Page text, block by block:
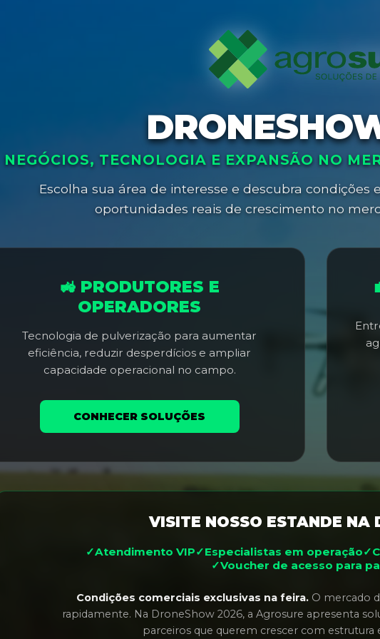
NEGÓCIOS, TECNOLOGIA E EXPANSÃO NO
Escolha sua área de interesse e descubra condições
oportunidades reais de crescimento no
🚜 PRODUTORES E
OPERADORES
Tecnologia de pulverização para aumentar
eficiência, reduzir desperdícios e ampliar
capacidade operacional no campo.
CONHECER SOLUÇÕES
VISITE NOSSO ESTANDE NA
✓Atendimento VIP✓Especialistas em operação✓
✓Voucher de acesso para
Condições comerciais exclusivas na feira.O mercado
rapidamente. Na DroneShow 2026, a Agrosure apresenta
parceiros que querem crescer com estrutura